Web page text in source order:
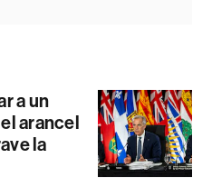
a un
arancel
la